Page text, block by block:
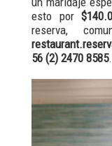
esto por
reserva,
56 (2) 2470 8585.